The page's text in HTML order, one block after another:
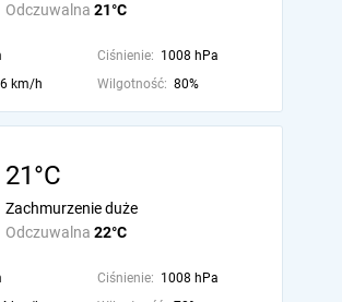
Odczuwalna 21°C
Ciśnienie: 1008 hPa
km/h Wilgotność: 80%
21°C
Odczuwalna 22°C
Zachmurzenie duże
Ciśnienie: 1008 hPa